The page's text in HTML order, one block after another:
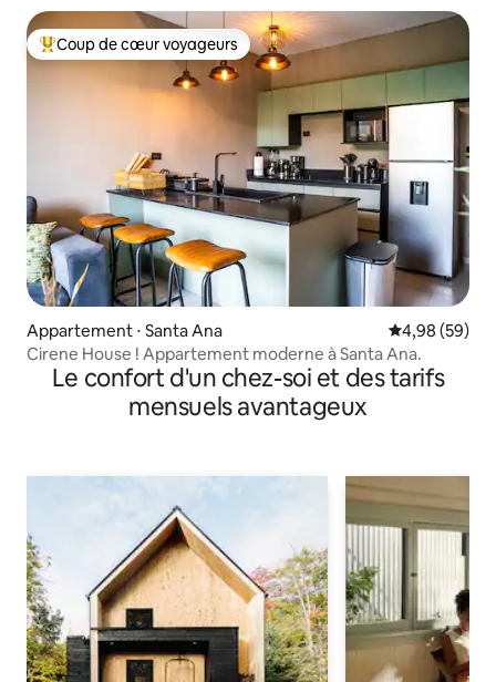
Coups de cœur voyageurs les plus appréciés
Coup de cœur voyageurs
Appartement ⋅ Santa Ana Évaluation
4,98 (59)
Cirene House ! Appartement moderne à Santa Ana.
Le confort d'un chez-soi et des tarifs
mensuels avantageux